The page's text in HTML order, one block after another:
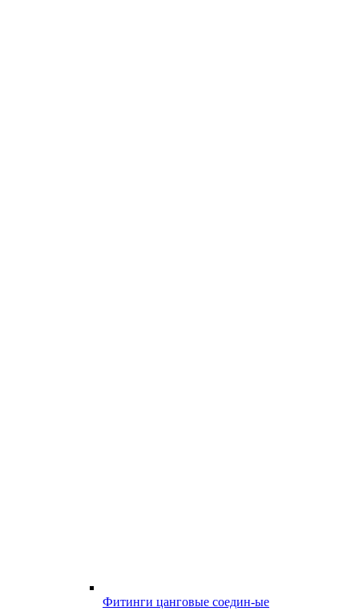
Фитинги цанговые соедин-ые